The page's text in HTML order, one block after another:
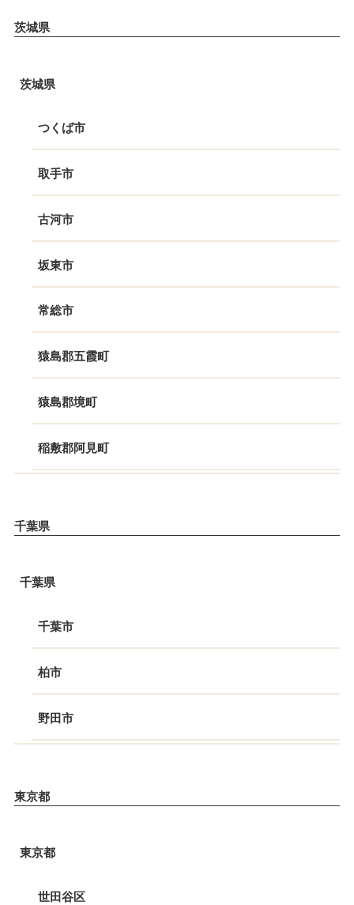
茨城県
茨城県
つくば市
取手市
古河市
坂東市
常総市
猿島郡五霞町
猿島郡境町
稲敷郡阿見町
千葉県
千葉県
千葉市
柏市
野田市
東京都
東京都
世田谷区